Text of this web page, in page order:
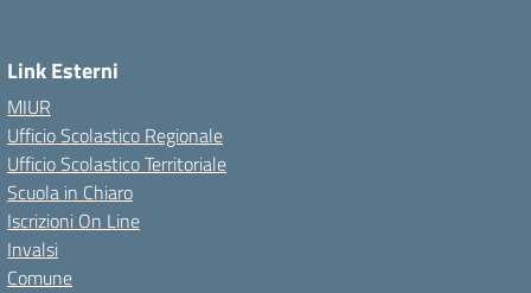
Link Esterni
MIUR
Ufficio Scolastico Regionale
Ufficio Scolastico Territoriale
Scuola in Chiaro
Iscrizioni On Line
Invalsi
Comune